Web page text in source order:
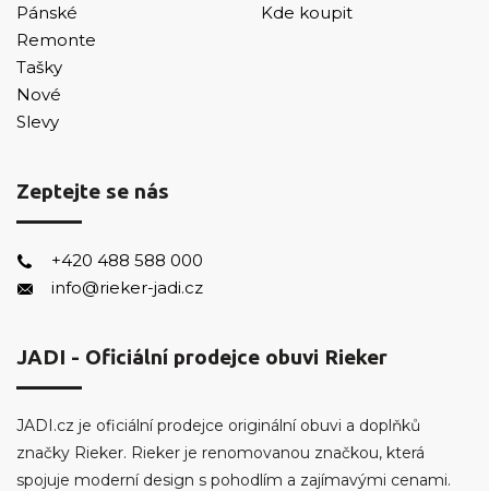
Pánské
Remonte
Tašky
Nové
Slevy
Kde koupit
Zeptejte se nás
+420 488 588 000
info@rieker-jadi.cz
JADI - Oficiální prodejce obuvi Rieker
JADI.cz je oficiální prodejce originální obuvi a doplňků
značky Rieker. Rieker je renomovanou značkou, která
spojuje moderní design s pohodlím a zajímavými cenami.